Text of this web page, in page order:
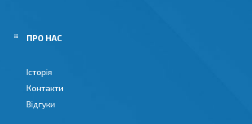
ПРО НАС
Історія
Контакти
Відгуки